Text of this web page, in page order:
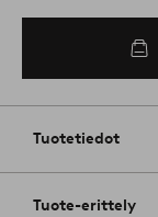
Tuotetiedot
Tuote-erittely